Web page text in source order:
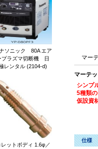
ソニック 80A エア
プラズマ切断機 日
レンタル (2104-d)
レットボディ 1.6φ／
マー
マーテ
シンプ
5種類
仮設資
仕様